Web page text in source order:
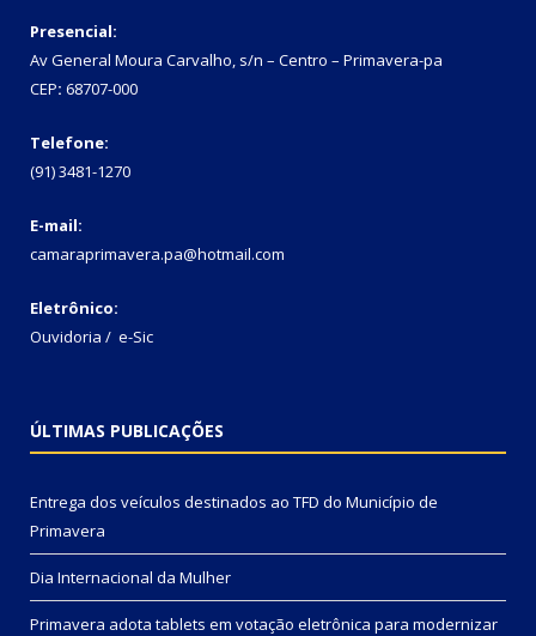
Presencial:
Av General Moura Carvalho, s/n – Centro – Primavera-pa
CEP: 68707-000
Telefone:
(91) 3481-1270
E-mail:
camaraprimavera.pa@hotmail.com
Eletrônico:
Ouvidoria / e-Sic
ÚLTIMAS PUBLICAÇÕES
Entrega dos veículos destinados ao TFD do Município de
Primavera
Dia Internacional da Mulher
Primavera adota tablets em votação eletrônica para modernizar